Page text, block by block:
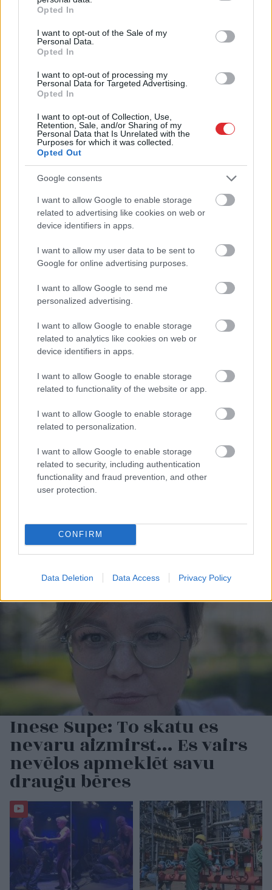
grant or deny consent to Google and its third-party tags to
use your data for below specified purposes in below Google
consent section.
Opted In
I want to opt-out of the Sale of my
Personal Data.
Opted In
I want to opt-out of processing my
Personal Data for Targeted Advertising.
Opted In
I want to opt-out of Collection, Use,
Retention, Sale, and/or Sharing of my
Personal Data that Is Unrelated with the
Purposes for which it was collected.
Opted Out
Google consents
I want to allow Google to enable storage
related to advertising like cookies on web or
device identifiers in apps.
I want to allow my user data to be sent to
Google for online advertising purposes.
I want to allow Google to send me
personalized advertising.
I want to allow Google to enable storage
related to analytics like cookies on web or
device identifiers in apps.
I want to allow Google to enable storage
related to functionality of the website or app.
I want to allow Google to enable storage
related to personalization.
I want to allow Google to enable storage
related to security, including authentication
functionality and fraud prevention, and other
user protection.
CONFIRM
Data Deletion Data Access Privacy Policy
TESTS.Tikai cilvēki ar
laucinieka DNS spēs iegūt
80% šajā lauku gudrību
testā
Vienā tirgū – 6 eiro
kilogramā, bet citā – 15
eiro! Sieviete neizprot
novēroto cenu atšķirību
tirgos
ASV
izlūkdienesti atklāj
Putina iespējamo
nākamo soli: risks
Inese Supe: To skatu es
nevaru aizmirst… Es vairs
nevēlos apmeklēt savu
draugu bēres
Atcelt Ziņot